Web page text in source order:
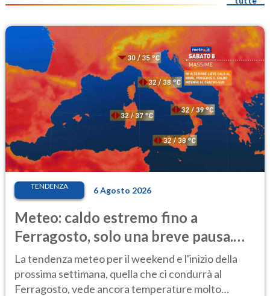
TENDENZA 6 Agosto 2026
Meteo: caldo estremo fino a
Ferragosto, solo una breve pausa.
Ecco dove
La tendenza meteo per il weekend e l'inizio della
prossima settimana, quella che ci condurrà al
Ferragosto, vede ancora temperature molto